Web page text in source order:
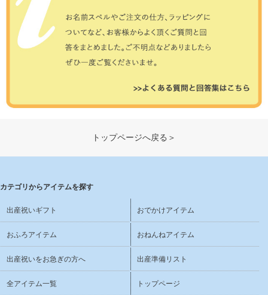
トップページへ戻る＞
カテゴリからアイテムを探す
出産祝いギフト おでかけアイテム
おふろアイテム おねんねアイテム
出産祝いをお急ぎの方へ 出産準備リスト
全アイテム一覧 トップページ